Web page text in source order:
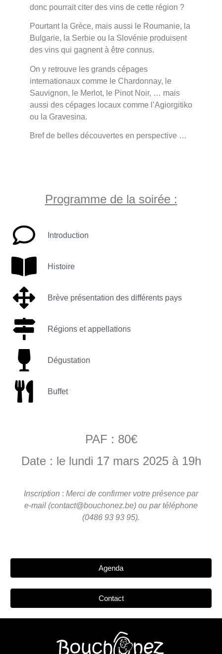
donc pourrait citer des vins de cette région ?
Pourtant la Grèce, mais aussi le Roumanie, la
Bulgarie, la Serbie ou la Slovénie produisent
des vins qui gagnent à être connus.
On y retrouve les grands cépages
internationaux comme le Chardonnay, le
Sauvignon, le Merlot, le Pinot Noir, … mais
aussi des cépages locaux comme l’Agiorgitiko
ou la Gravesina.
Bref de belles découvertes en perspective …
Programme de la soirée :
Introduction
Histoire
Brève présentation des différents pays
Régions et appellations
Dégustation
Buffet
PAF : 80€
Date : le lundi 17 mars 2025 à 19h
Inscription : Merci de confirmer votre présence par
e-mail (contact@bouchonez.be) ou par téléphone
(0486 93 93 95).
Agenda
Contact